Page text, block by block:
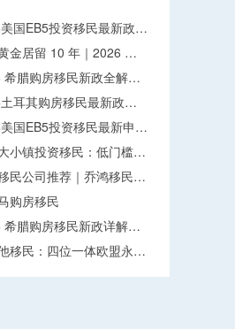
国EB5投资移民最新政…
金居留 10 年｜2026 …
希腊购房移民新政全解…
耳其购房移民最新政…
国EB5投资移民最新申…
小镇投资移民：低门槛…
民公司推荐｜乔鸿移民…
购房移民
希腊购房移民新政详解…
移民：四位一体欧盟永…